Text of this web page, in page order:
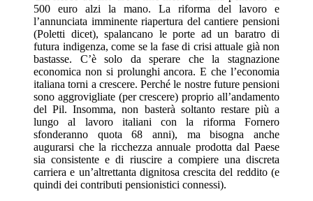
500 euro alzi la mano. La riforma del lavoro e
l’annunciata imminente riapertura del cantiere pensioni
(Poletti dicet), spalancano le porte ad un baratro di
futura indigenza, come se la fase di crisi attuale già non
bastasse. C’è solo da sperare che la stagnazione
economica non si prolunghi ancora. E che l’economia
italiana torni a crescere. Perché le nostre future pensioni
sono aggrovigliate (per crescere) proprio all’andamento
del Pil. Insomma, non basterà soltanto restare più a
lungo al lavoro italiani con la riforma Fornero
sfonderanno quota 68 anni), ma bisogna anche
augurarsi che la ricchezza annuale prodotta dal Paese
sia consistente e di riuscire a compiere una discreta
carriera e un’altrettanta dignitosa crescita del reddito (e
quindi dei contributi pensionistici connessi).